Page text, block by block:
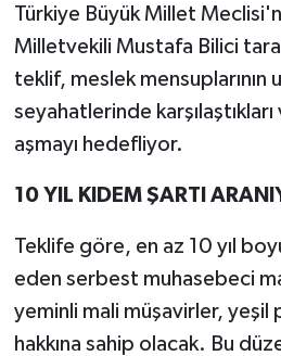
Türkiye Büyük Millet
Milletvekili Mustafa Bilici
teklif, meslek mensuplarının
seyahatlerinde
aşmayı hedefliyor.
10 YIL KIDEM ŞARTI
Teklife göre, en az 10 yıl
eden serbest muhasebeci
yeminli mali müşavirler, yeşil
hakkına sahip olacak. Bu